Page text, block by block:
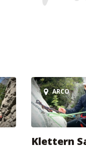
ARCO
Klettern